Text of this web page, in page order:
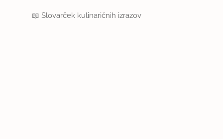
📖Slovarček kulinaričnih izrazov